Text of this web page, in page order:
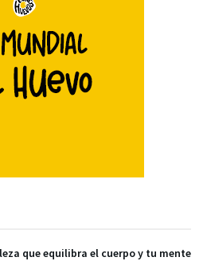
que equilibra el cuerpo y tu mente